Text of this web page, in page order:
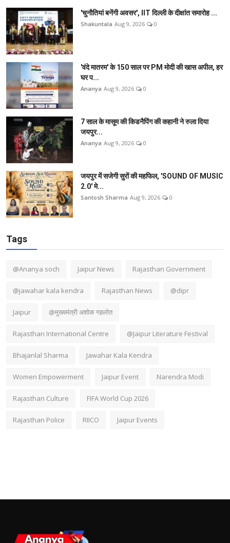
'चुनौतियां बनेंगी अवसर', IIT दिल्ली के दीक्षांत समारोह ...
Shakuntala Aug 9, 2026 0
'वंदे मातरम' के 150 साल पर PM मोदी की खास अपील, हर
घर प...
Ananya Aug 9, 2026 0
7 साल के मासूम की किडनैपिंग की कहानी ने रुला दिया
जयपुर...
Ananya Aug 9, 2026 0
जयपुर में सजेगी सुरों की महफिल, 'SOUND OF MUSIC
2.0' मे...
Santosh Sharma Aug 9, 2026 0
Tags
@Ananya soch Jaipur News Rajasthan Government
@jawahar kala kendra Rajasthan News @dipr
Jaipur @मुख्यमंत्री अशोक गहलोत
Rajasthan International Centre @Jaipur Literature Festival
Bhajanlal Sharma Jawahar Kala Kendra
Women Empowerment Jaipur Event Narendra Modi
Rajasthan Culture FIFA World Cup 2026
Rajasthan Police RIICO Jaipur Events